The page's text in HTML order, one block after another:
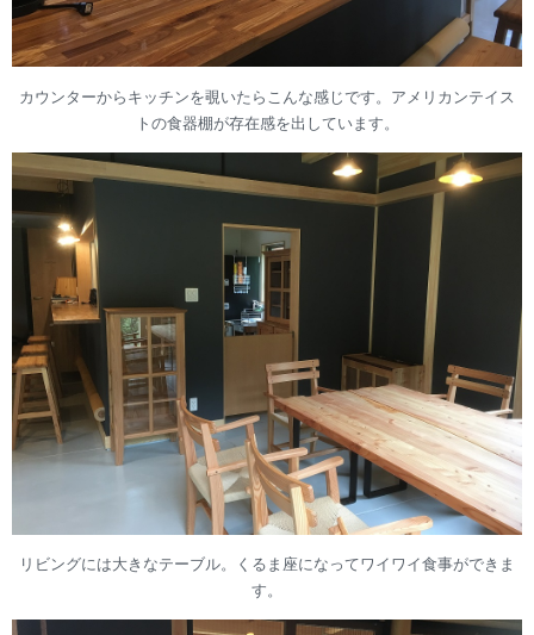
カウンターからキッチンを覗いたらこんな感じです。アメリカンテイス
トの食器棚が存在感を出しています。
リビングには大きなテーブル。くるま座になってワイワイ食事ができま
す。